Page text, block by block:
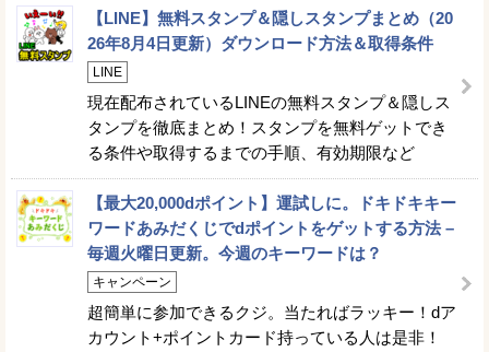
【LINE】無料スタンプ＆隠しスタンプまとめ（20
26年8月4日更新）ダウンロード方法＆取得条件
LINE
現在配布されているLINEの無料スタンプ＆隠しス
タンプを徹底まとめ！スタンプを無料ゲットでき
る条件や取得するまでの手順、有効期限など
【最大20,000dポイント】運試しに。ドキドキキー
ワードあみだくじでdポイントをゲットする方法 –
毎週火曜日更新。今週のキーワードは？
キャンペーン
超簡単に参加できるクジ。当たればラッキー！dア
カウント+ポイントカード持っている人は是非！